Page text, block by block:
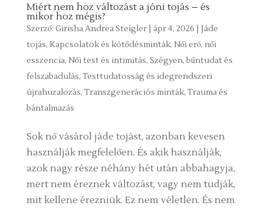
Miért nem hoz változást a jóni tojás – és
mikor hoz mégis?
Szerző: Girisha Andrea Steigler| ápr 4, 2026
Jáde
tojás, Kapcsolatok és kötődésminták, Női erő, női
esszencia, Női test és intimitás, Szégyen, bűntudat és
felszabadulás, Testtudatosság és idegrendszeri
újrahuzalozás, Transzgenerációs minták, Trauma és
bántalmazás
Sok nő vásárol jáde tojást, azonban kevesen
használják megfelelően. És akik használják,
azok nagy része néhány hét után abbahagyja,
mert nem éreznek változást, vagy nem tudják,
mit kellene érezniük. Ez nem véletlen. És nem